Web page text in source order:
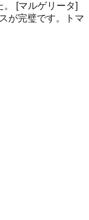
[マルゲリータ]
が完璧です。トマ